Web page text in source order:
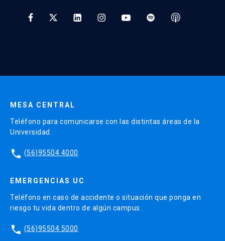
estudiantes de teatro en cátedras de educación
de la voz y montaje teatral. En el área académica
MESA CENTRAL
Teléfono para comunicarse con las distintas áreas de la
Universidad.
phone (56)95504 4000
EMERGENCIAS UC
Teléfono en caso de accidente o situación que ponga en
riesgo tu vida dentro de algún campus.
phone (56)95504 5000